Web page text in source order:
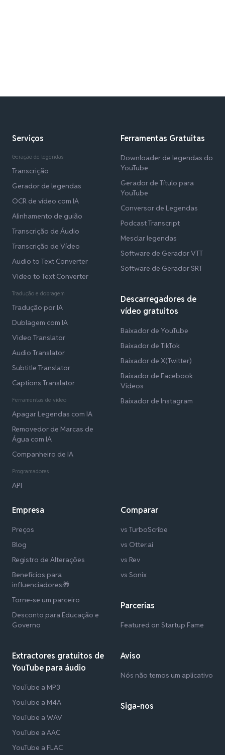
Serviços
Geração de legendas
Transcrição
Gerador de legendas
OCR de vídeo com IA
Alinhamento de guião
Transcrição de Áudio
Transcrição de Vídeo
Audio to Text Converter
Video to Text Converter
Tradução e dobragem
Tradução por IA
Dublagem com IA
Video Translator
Audio Translator
Subtitle Translator
Captions Translator
Ferramentas de vídeo
Apagar Legendas com IA
Removedor de Marcas de
Água com IA
Companheiro de IA
Programadores
API
Ferramentas Gratuitas
Downloader de legendas do
YouTube
Gerador de Título para
YouTube
Conversor de Legendas
Podcast Transcript
Mesclar legendas
Software de Gerador VTT
Software de Gerador SRT
Descarregadores de
vídeo gratuitos
Baixador de YouTube
Baixador de TikTok
Baixador de X(Twitter)
Baixador de Facebook
Vídeos
Baixador de Instagram
Empresa
Preços
Blog
Registro de Alterações
Benefícios para
influenciadores🎁
Torne-se um parceiro
Desconto para Educação e
Governo
Extractores gratuitos de
YouTube para áudio
YouTube a MP3
YouTube a M4A
YouTube a WAV
YouTube a AAC
YouTube a FLAC
Comparar
vs TurboScribe
vs Otter.ai
vs Rev
vs Sonix
Parcerias
Featured on Startup Fame
Aviso
Nós não temos um aplicativo
Siga-nos